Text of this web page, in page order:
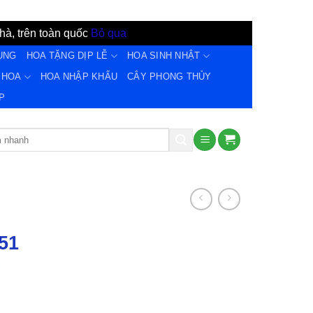
trên toàn quốc Bỏ qua
HOA TẶNG DỊP LỄ
HOA SINH NHẬT
HOA NHẬP KHẨU
CÂY PHONG THỦY